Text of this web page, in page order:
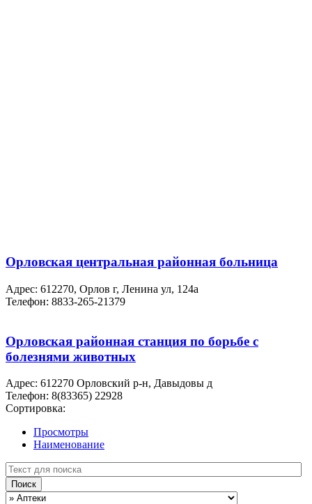
Орловская центральная районная больница
Адрес: 612270, Орлов г, Ленина ул, 124а
Телефон: 8833-265-21379
Орловская районная станция по борьбе с
болезнями животных
Адрес: 612270 Орловский р-н, Давыдовы д
Телефон: 8(83365) 22928
Сортировка:
Просмотры
Наименование